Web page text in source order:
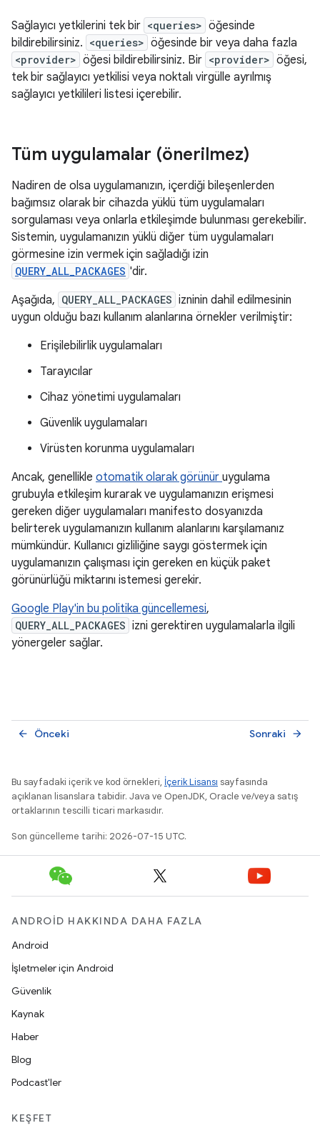
Sağlayıcı yetkilerini tek bir <queries> öğesinde
bildirebilirsiniz. <queries> öğesinde bir veya daha fazla
<provider> öğesi bildirebilirsiniz. Bir <provider> öğesi,
tek bir sağlayıcı yetkilisi veya noktalı virgülle ayrılmış
sağlayıcı yetkilileri listesi içerebilir.
Tüm uygulamalar (önerilmez)
Nadiren de olsa uygulamanızın, içerdiği bileşenlerden
bağımsız olarak bir cihazda yüklü tüm uygulamaları
sorgulaması veya onlarla etkileşimde bulunması gerekebilir.
Sistemin, uygulamanızın yüklü diğer tüm uygulamaları
görmesine izin vermek için sağladığı izin
QUERY_ALL_PACKAGES 'dir.
Aşağıda, QUERY_ALL_PACKAGES izninin dahil edilmesinin
uygun olduğu bazı kullanım alanlarına örnekler verilmiştir:
Erişilebilirlik uygulamaları
Tarayıcılar
Cihaz yönetimi uygulamaları
Güvenlik uygulamaları
Virüsten korunma uygulamaları
Ancak, genellikle otomatik olarak görünür uygulama
grubuyla etkileşim kurarak ve uygulamanızın erişmesi
gereken diğer uygulamaları manifesto dosyanızda
belirterek uygulamanızın kullanım alanlarını karşılamanız
mümkündür. Kullanıcı gizliliğine saygı göstermek için
uygulamanızın çalışması için gereken en küçük paket
görünürlüğü miktarını istemesi gerekir.
Google Play'in bu politika güncellemesi,
QUERY_ALL_PACKAGES izni gerektiren uygulamalarla ilgili
yönergeler sağlar.
Önceki
arrow_back Sonraki arrow_forward
Bu sayfadaki içerik ve kod örnekleri, İçerik Lisansı sayfasında
açıklanan lisanslara tabidir. Java ve OpenJDK, Oracle ve/veya satış
ortaklarının tescilli ticari markasıdır.
Son güncelleme tarihi: 2026-07-15 UTC.
ANDROID HAKKINDA DAHA FAZLA
Android
İşletmeler için Android
Güvenlik
Kaynak
Haber
Blog
Podcast'ler
KEŞFET